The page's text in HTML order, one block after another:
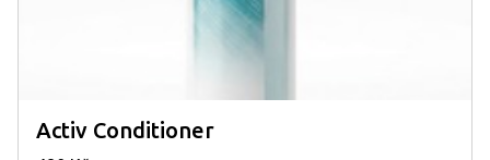
Activ Conditioner